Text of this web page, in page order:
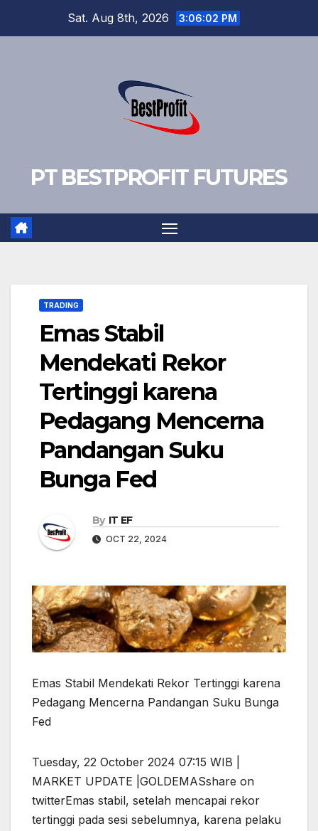
Sat. Aug 8th, 2026 3:06:03 PM
PT BESTPROFIT FUTURES
TRADING
Emas Stabil
Mendekati Rekor
Tertinggi karena
Pedagang Mencerna
Pandangan Suku
Bunga Fed
By IT EF
OCT 22, 2024
Emas Stabil Mendekati Rekor Tertinggi karena
Pedagang Mencerna Pandangan Suku Bunga
Fed
Tuesday, 22 October 2024 07:15 WIB |
MARKET UPDATE |GOLDEMASshare on
twitterEmas stabil, setelah mencapai rekor
tertinggi pada sesi sebelumnya, karena pelaku